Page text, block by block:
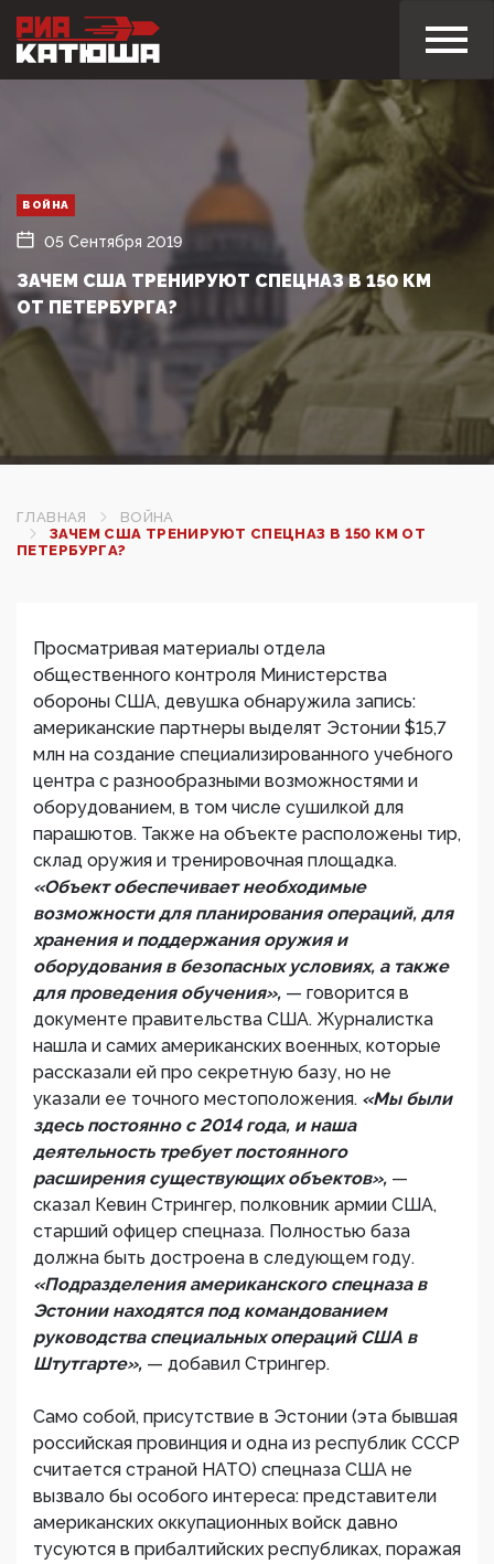
ВОЙНА
05 Сентября 2019
ЗАЧЕМ США ТРЕНИРУЮТ СПЕЦНАЗ В 150 КМ
ОТ ПЕТЕРБУРГА?
ГЛАВНАЯ
ВОЙНА
ЗАЧЕМ США ТРЕНИРУЮТ СПЕЦНАЗ В 150 КМ ОТ
ПЕТЕРБУРГА?
Просматривая материалы отдела
общественного контроля Министерства
обороны США, девушка обнаружила запись:
американские партнеры выделят Эстонии $15,7
млн на создание специализированного учебного
центра с разнообразными возможностями и
оборудованием, в том числе сушилкой для
парашютов. Также на объекте расположены тир,
склад оружия и тренировочная площадка.
«Объект обеспечивает необходимые
возможности для планирования операций, для
хранения и поддержания оружия и
оборудования в безопасных условиях, а также
для проведения обучения», — говорится в
документе правительства США. Журналистка
нашла и самих американских военных, которые
рассказали ей про секретную базу, но не
указали ее точного местоположения. «Мы были
здесь постоянно с 2014 года, и наша
деятельность требует постоянного
расширения существующих объектов», —
сказал Кевин Стрингер, полковник армии США,
старший офицер спецназа. Полностью база
должна быть достроена в следующем году.
«Подразделения американского спецназа в
Эстонии находятся под командованием
руководства специальных операций США в
Штутгарте», — добавил Стрингер.
Само собой, присутствие в Эстонии (эта бывшая
российская провинция и одна из республик СССР
считается страной НАТО) спецназа США не
вызвало бы особого интереса: представители
американских оккупационных войск давно
тусуются в прибалтийских республиках, поражая